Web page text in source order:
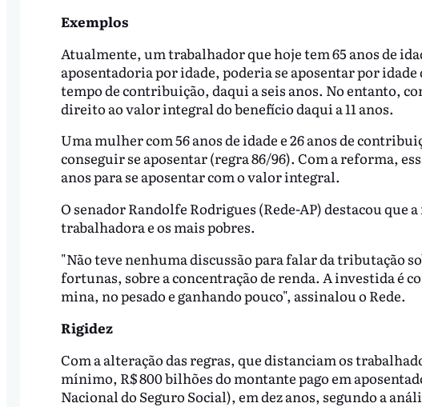
Exemplos
Atualmente, um trabalhador que hoje tem 65 anos de
aposentadoria por idade, poderia se aposentar por
tempo de contribuição, daqui a seis anos. No entanto,
direito ao valor integral do benefício daqui a 11 anos.
Uma mulher com 56 anos de idade e 26 anos de
conseguir se aposentar (regra 86/96). Com a reforma,
anos para se aposentar com o valor integral.
O senador Randolfe Rodrigues (Rede-AP) destacou
trabalhadora e os mais pobres.
"Não teve nenhuma discussão para falar da tributação
fortunas, sobre a concentração de renda. A investida é
mina, no pesado e ganhando pouco", assinalou o Rede.
Rigidez
Com a alteração das regras, que distanciam os
mínimo, R$ 800 bilhões do montante pago em
Nacional do Seguro Social), em dez anos, segundo a